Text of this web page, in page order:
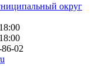
округ
02